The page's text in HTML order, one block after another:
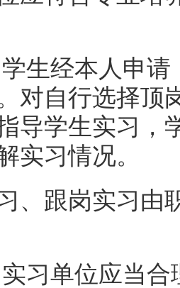
经本人申请
对自行选择顶
导学生实习，
实习情况。
跟岗实习由
单位应当合